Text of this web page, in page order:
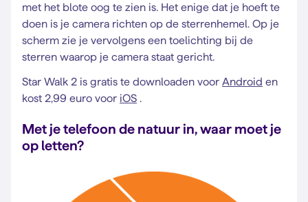
met het blote oog te zien is. Het enige dat je hoeft te
doen is je camera richten op de sterrenhemel. Op je
scherm zie je vervolgens een toelichting bij de
sterren waarop je camera staat gericht.
Star Walk 2 is gratis te downloaden voor Android en
kost 2,99 euro voor iOS .
Met je telefoon de natuur in, waar moet je
op letten?